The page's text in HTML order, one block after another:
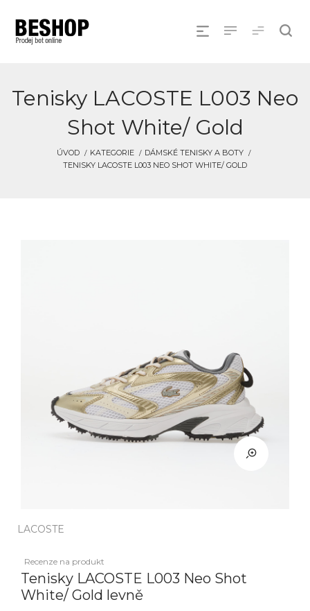
Tenisky LACOSTE L003 Neo
Shot White/ Gold
ÚVOD KATEGORIE
DÁMSKÉ TENISKY A BOTY
TENISKY LACOSTE L003 NEO SHOT WHITE/ GOLD
LACOSTE
Recenze na produkt
Tenisky LACOSTE L003 Neo Shot
White/ Gold levně